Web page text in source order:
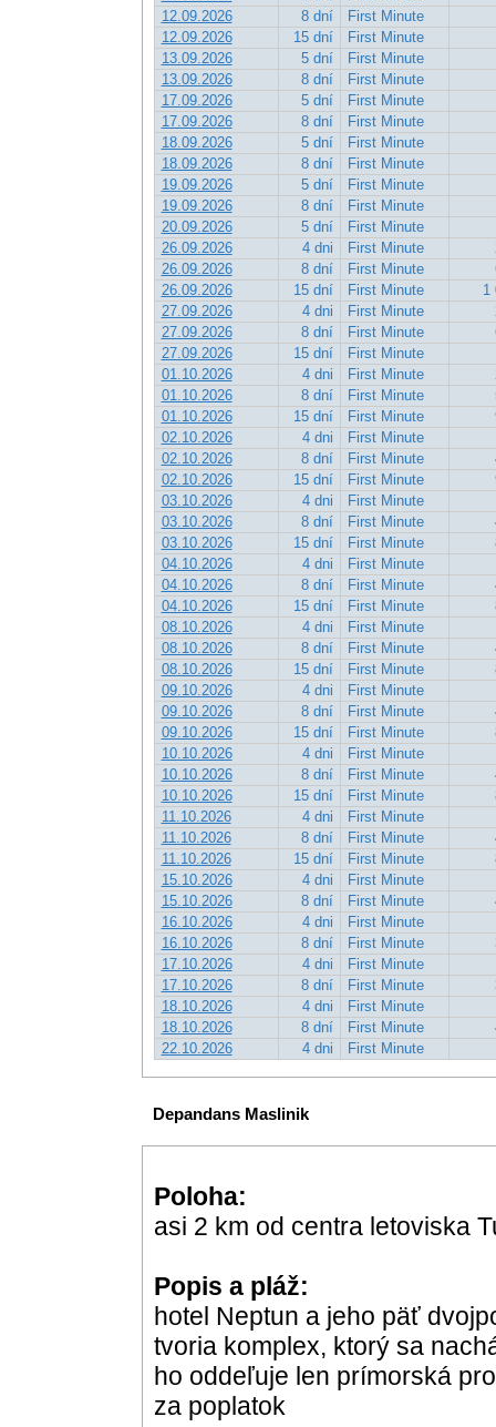
12.09.2026
8 dní
First Minute
12.09.2026
15 dní
First Minute
13.09.2026
5 dní
First Minute
13.09.2026
8 dní
First Minute
17.09.2026
5 dní
First Minute
17.09.2026
8 dní
First Minute
18.09.2026
5 dní
First Minute
18.09.2026
8 dní
First Minute
19.09.2026
5 dní
First Minute
19.09.2026
8 dní
First Minute
20.09.2026
5 dní
First Minute
26.09.2026
4 dni First Minute
26.09.2026
8 dní First Minute
26.09.2026
15 dní First Minute
1
27.09.2026
4 dni First Minute
27.09.2026
8 dní First Minute
27.09.2026
15 dní
First Minute
01.10.2026
4 dni First Minute
01.10.2026
8 dní First Minute
01.10.2026
15 dní First Minute
02.10.2026
4 dni
First Minute
02.10.2026
8 dní First Minute
02.10.2026
15 dní First Minute
03.10.2026
4 dni First Minute
03.10.2026
8 dní First Minute
03.10.2026
15 dní First Minute
04.10.2026
4 dni First Minute
04.10.2026
8 dní First Minute
04.10.2026
15 dní First Minute
08.10.2026
4 dni First Minute
08.10.2026
8 dní First Minute
08.10.2026
15 dní First Minute
09.10.2026
4 dni First Minute
09.10.2026
8 dní First Minute
09.10.2026
15 dní First Minute
10.10.2026
4 dni First Minute
10.10.2026
8 dní First Minute
10.10.2026
15 dní First Minute
11.10.2026
4 dni First Minute
11.10.2026
8 dní First Minute
11.10.2026
15 dní First Minute
15.10.2026
4 dni First Minute
15.10.2026
8 dní First Minute
16.10.2026
4 dni First Minute
16.10.2026
8 dní First Minute
17.10.2026
4 dni First Minute
17.10.2026
8 dní First Minute
18.10.2026
4 dni First Minute
18.10.2026
8 dní First Minute
22.10.2026
4 dni First Minute
Depandans Maslinik
Poloha:
asi 2 km od centra letoviska
Popis a pláž:
hotel Neptun a jeho päť
tvoria komplex, ktorý sa
ho oddeľuje len prímorská
za poplatok